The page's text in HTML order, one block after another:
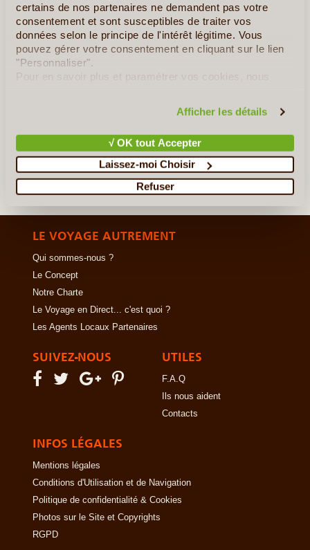
certains de nos partenaires ne demandent pas votre
consentement et sont susceptibles de traiter vos
données selon le principe de l'intérêt légitime. Vous
pouvez gérer votre consentement en cliquant sur le lien
"Personnaliser".
Pour en savoir plus et paramétrer vos cookies, nous
Afficher les détails
√ OK tout Accepter
Laissez-moi Choisir
Refuser
En détail ≻
Du Nord au Sud L'Essentiel du Laos
Circuit Laos, Pack Eté
Tous les circuits au Laos»
LE VOYAGE AUTREMENT
Qui sommes-nous ?
Le Concept
Notre Charte
Le Voyage en Direct... c'est quoi ?
Les Agents Locaux Partenaires
SUIVEZ-NOUS UTILES
F.A.Q
Ils nous aident
Contacts
INFOS LÉGALES
Mentions légales
Conditions d'Utilisation et de Navigation
Politique de confidentialité & Cookies
Photos sur le Site et Copyrights
RGPD